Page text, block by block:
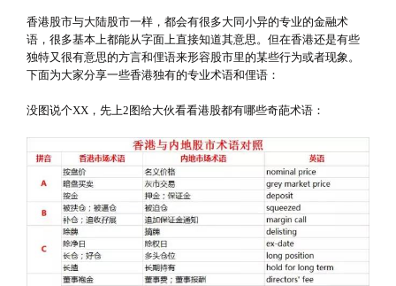
香港股市与大陆股市一样，都会有很多大同小异的专业的金融术
语，很多基本上都能从字面上直接知道其意思。但在香港还是有些
独特又很有意思的方言和俚语来形容股市里的某些行为或者现象。
下面为大家分享一些香港独有的专业术语和俚语：
没图说个XX，先上2图给大伙看看港股都有哪些奇葩术语：